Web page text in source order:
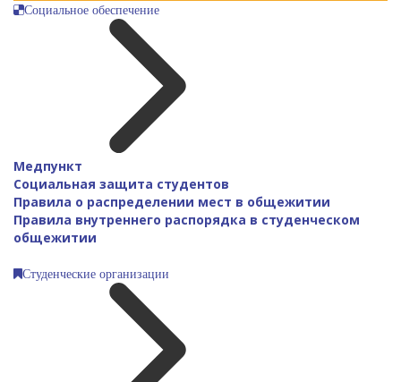
Социальное обеспечение
Медпункт
Социальная защита студентов
Правила о распределении мест в общежитии
Правила внутреннего распорядка в студенческом
общежитии
Студенческие организации